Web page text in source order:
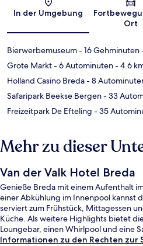
In der Umgebung
Ort
Bierwerbemuseum- 16 Gehminuten
Grote Markt- 6 Autominuten- 4.6
Holland Casino Breda- 8
Safaripark Beekse Bergen- 33
Freizeitpark De Efteling - 35
Mehr zu dieser
Van der Valk Hotel Breda
Genieße Breda mit einem Aufenthalt
einer Abkühlung im Innenpool kannst
serviert zum Frühstück, Mittagessen
Küche. Als weitere Highlights bietet
Loungebar, einen Whirlpool und eine
Informationen zu den Rechten zur